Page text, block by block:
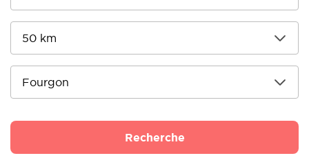
Recherche